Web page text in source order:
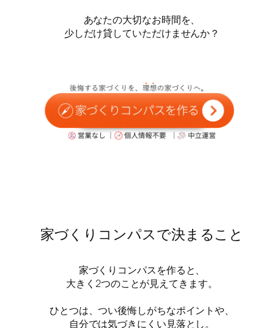
あなたの大切なお時間を、
少しだけ貸していただけませんか？
家づくりコンパスで決まること
家づくりコンパスを作ると、
大きく2つのことが見えてきます。
ひとつは、つい後悔しがちなポイントや、
自分では気づきにくい見落とし。